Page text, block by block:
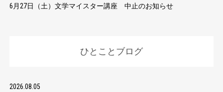
6月27日（土）文学マイスター講座 中止のお知らせ
ひとことブログ
2026.08.05